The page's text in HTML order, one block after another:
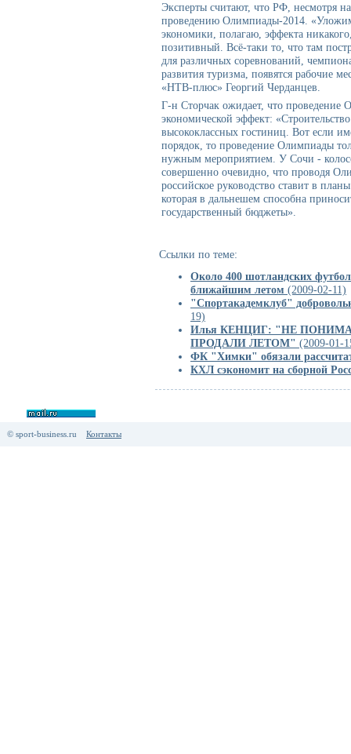
Эксперты считают, что РФ, несмотря
проведению Олимпиады-2014.
экономики, полагаю, эффекта
позитивный. Всё-таки то, что там
для различных соревнований,
развития туризма, появятся рабочие
«НТВ-плюс» Георгий Черданцев.
Г-н Сторчак ожидает, что
экономической эффект:
высококлассных гостиниц. Вот если
порядок, то проведение Олимпиады
нужным мероприятием. У Сочи -
совершенно очевидно, что проводя
российское руководство ставит в
которая в дальнешем способна
государственный бюджеты».
Ссылки по теме:
Около 400 шотландских
ближайшим летом (2009-02-11)
"Спортакадемклуб"
19)
Илья КЕНЦИГ: "НЕ
ПРОДАЛИ ЛЕТОМ" (2009-01-
ФК "Химки" обязали
КХЛ сэкономит на сборной
© sport-business.ru Контакты